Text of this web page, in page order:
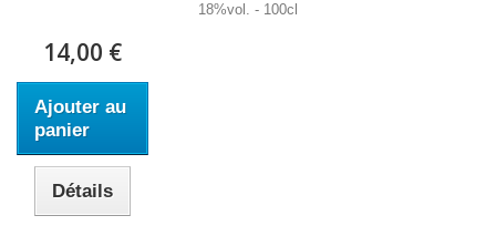
18%vol. - 100cl
14,00 €
Ajouter au
panier
Détails